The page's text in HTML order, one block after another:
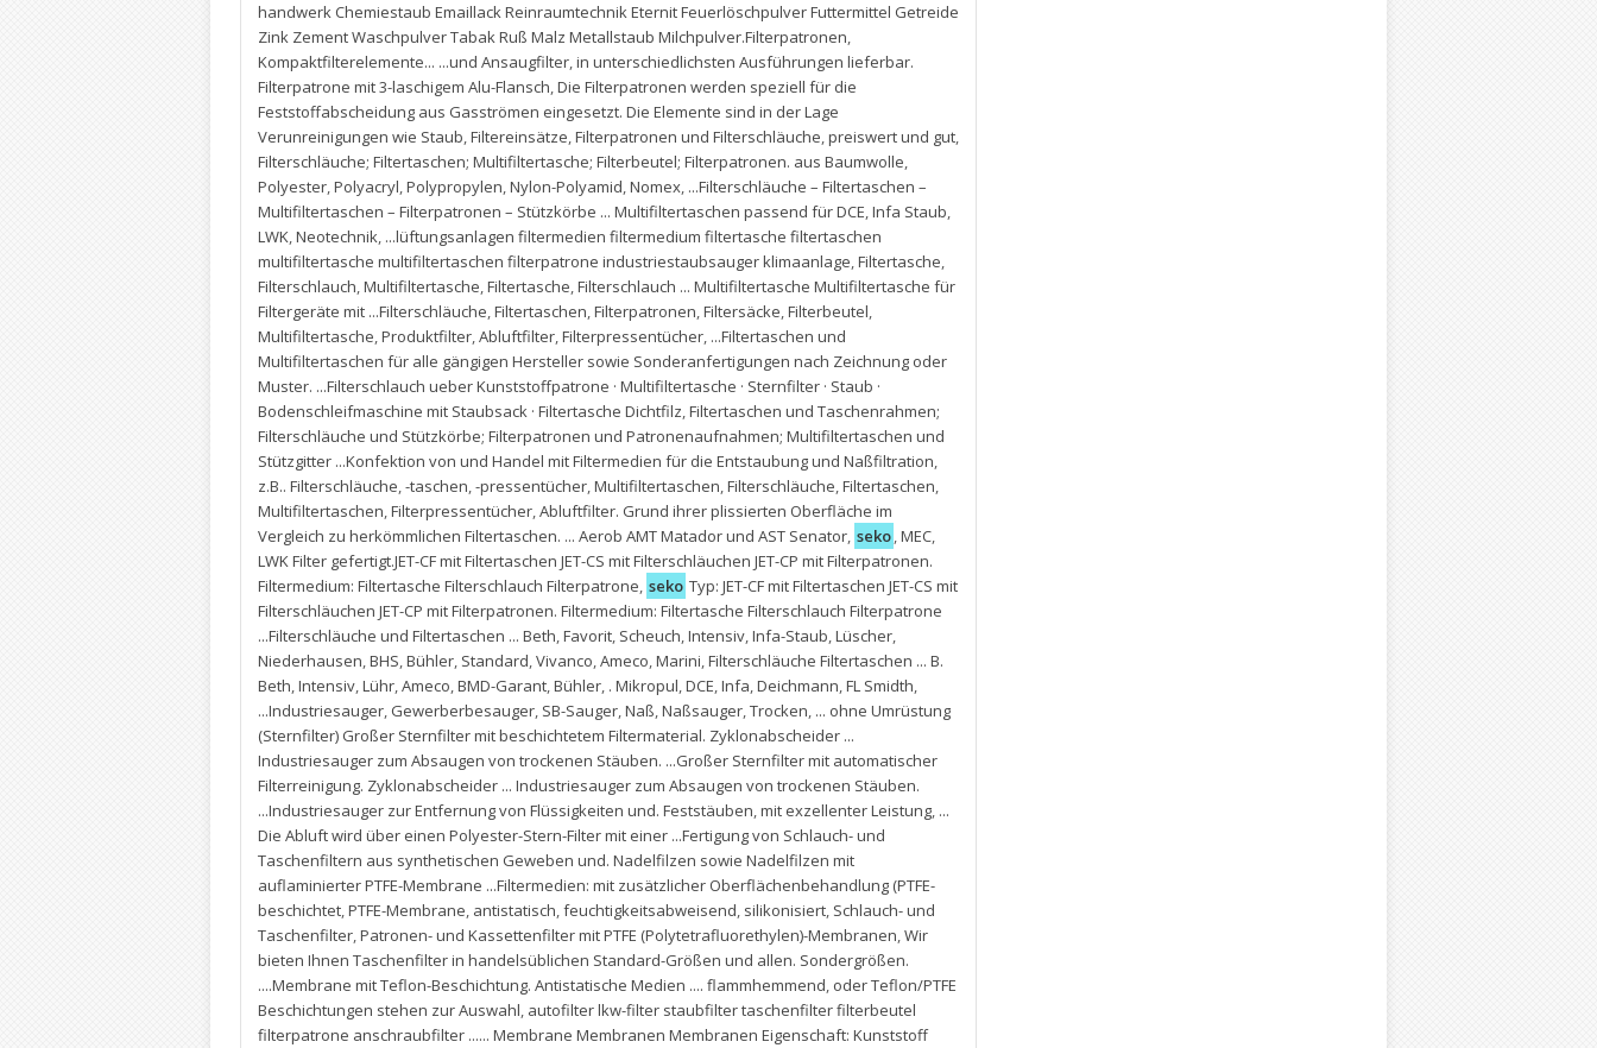
handwerk Chemiestaub Emaillack Reinraumtechnik Eternit Feuerlöschpulver Futtermittel Getreide
Zink Zement Waschpulver Tabak Ruß Malz Metallstaub Milchpulver.Filterpatronen,
Kompaktfilterelemente... ...und Ansaugfilter,in unterschiedlichsten Ausführungen lieferbar.
Filterpatrone mit 3-laschigem Alu-Flansch,Die Filterpatronen werden speziell für die
Feststoffabscheidung aus Gasströmen eingesetzt. Die Elemente sind in der Lage
Verunreinigungen wie Staub,Filtereinsätze,Filterpatronen und Filterschläuche,preiswert und gut,
Filterschläuche; Filtertaschen; Multifiltertasche; Filterbeutel; Filterpatronen. aus Baumwolle,
Polyester,Polyacryl,Polypropylen,Nylon-Polyamid,Nomex, ...Filterschläuche – Filtertaschen –
Multifiltertaschen – Filterpatronen – Stützkörbe ... Multifiltertaschen passend für DCE,Infa Staub,
LWK,Neotechnik, ...lüftungsanlagen filtermedien filtermedium filtertasche filtertaschen
multifiltertasche multifiltertaschen filterpatrone industriestaubsauger klimaanlage,Filtertasche,
Filterschlauch,Multifiltertasche,Filtertasche,Filterschlauch ... Multifiltertasche Multifiltertasche für
Filtergeräte mit ...Filterschläuche,Filtertaschen,Filterpatronen,Filtersäcke,Filterbeutel,
Multifiltertasche,Produktfilter,Abluftfilter,Filterpressentücher, ...Filtertaschen und
Multifiltertaschen für alle gängigen Hersteller sowie Sonderanfertigungen nach Zeichnung oder
Muster. ...Filterschlauch ueber Kunststoffpatrone · Multifiltertasche · Sternfilter · Staub ·
Bodenschleifmaschine mit Staubsack · Filtertasche Dichtfilz,Filtertaschen und Taschenrahmen;
Filterschläuche und Stützkörbe; Filterpatronen und Patronenaufnahmen; Multifiltertaschen und
Stützgitter ...Konfektion von und Handel mit Filtermedien für die Entstaubung und Naßfiltration,
z.B.. Filterschläuche,-taschen,-pressentücher,Multifiltertaschen,Filterschläuche,Filtertaschen,
Multifiltertaschen,Filterpressentücher,Abluftfilter. Grund ihrer plissierten Oberfläche im
Vergleich zu herkömmlichen Filtertaschen. ... Aerob AMT Matador und AST Senator, seko,MEC,
LWK Filter gefertigt.JET-CF mit Filtertaschen JET-CS mit Filterschläuchen JET-CP mit Filterpatronen.
Filtermedium: Filtertasche Filterschlauch Filterpatrone, seko Typ: JET-CF mit Filtertaschen JET-CS mit
Filterschläuchen JET-CP mit Filterpatronen. Filtermedium: Filtertasche Filterschlauch Filterpatrone
...Filterschläuche und Filtertaschen ... Beth,Favorit, Scheuch,Intensiv,Infa-Staub,Lüscher,
Niederhausen,BHS,Bühler, Standard,Vivanco,Ameco,Marini,Filterschläuche Filtertaschen ... B.
Beth,Intensiv,Lühr,Ameco,BMD-Garant,Bühler, . Mikropul,DCE,Infa,Deichmann,FL Smidth,
...Industriesauger, Gewerberbesauger, SB-Sauger,Naß,Naßsauger,Trocken, ... ohne Umrüstung
(Sternfilter) Großer Sternfilter mit beschichtetem Filtermaterial. Zyklonabscheider ...
Industriesauger zum Absaugen von trockenen Stäuben. ...Großer Sternfilter mit automatischer
Filterreinigung. Zyklonabscheider ... Industriesauger zum Absaugen von trockenen Stäuben.
...Industriesauger zur Entfernung von Flüssigkeiten und. Feststäuben,mit exzellenter Leistung, ...
Die Abluft wird über einen Polyester-Stern-Filter mit einer ...Fertigung von Schlauch- und
Taschenfiltern aus synthetischen Geweben und. Nadelfilzen sowie Nadelfilzen mit
auflaminierter PTFE-Membrane ...Filtermedien: mit zusätzlicher Oberflächenbehandlung (PTFE-
beschichtet,PTFE-Membrane, antistatisch,feuchtigkeitsabweisend, silikonisiert, Schlauch- und
Taschenfilter,Patronen- und Kassettenfilter mit PTFE (Polytetrafluorethylen)-Membranen,Wir
bieten Ihnen Taschenfilter in handelsüblichen Standard-Größen und allen. Sondergrößen.
....Membrane mit Teflon-Beschichtung. Antistatische Medien .... flammhemmend, oder Teflon/PTFE
Beschichtungen stehen zur Auswahl, autofilter lkw-filter staubfilter taschenfilter filterbeutel
filterpatrone anschraubfilter ...... Membrane Membranen Membranen Eigenschaft: Kunststoff